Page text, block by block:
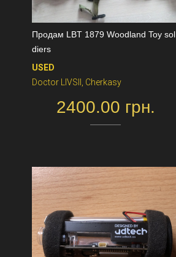
Продам LBT 1879 Woodland Toy sol
diers
USED
Doctor LIVSII, Cherkasy
2400.00 грн.